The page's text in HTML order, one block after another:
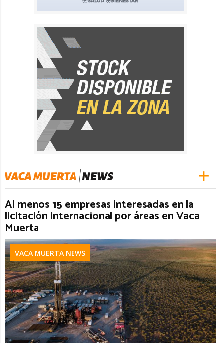
Al menos 15 empresas interesadas en la
licitación internacional por áreas en Vaca
Muerta
VACA MUERTA NEWS